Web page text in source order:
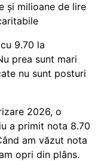
și milioane de lire
9.70 la
prea sunt mari
nu sunt posturi
2026, o
a primit nota 8.70
am văzut nota
opri din plâns.